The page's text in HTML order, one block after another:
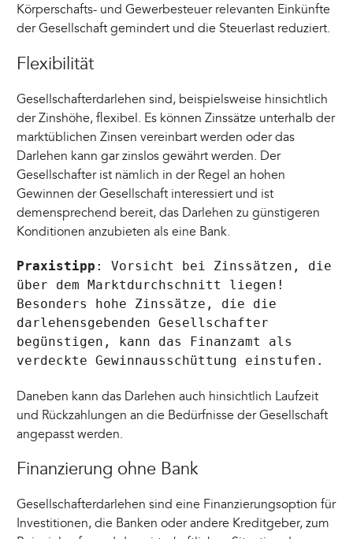
Körperschafts- und Gewerbesteuer relevanten Einkünfte
der Gesellschaft gemindert und die Steuerlast reduziert.
Flexibilität
Gesellschafterdarlehen sind, beispielsweise hinsichtlich
der Zinshöhe, flexibel. Es können Zinssätze unterhalb der
marktüblichen Zinsen vereinbart werden oder das
Darlehen kann gar zinslos gewährt werden. Der
Gesellschafter ist nämlich in der Regel an hohen
Gewinnen der Gesellschaft interessiert und ist
demensprechend bereit, das Darlehen zu günstigeren
Konditionen anzubieten als eine Bank.
Praxistipp : Vorsicht bei Zinssätzen, die
über dem Marktdurchschnitt liegen!
Besonders hohe Zinssätze, die die
darlehensgebenden Gesellschafter
begünstigen, kann das Finanzamt als
verdeckte Gewinnausschüttung einstufen.
Daneben kann das Darlehen auch hinsichtlich Laufzeit
und Rückzahlungen an die Bedürfnisse der Gesellschaft
angepasst werden.
Finanzierung ohne Bank
Gesellschafterdarlehen sind eine Finanzierungsoption für
Investitionen, die Banken oder andere Kreditgeber, zum